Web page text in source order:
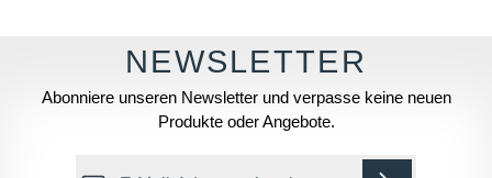
Abonniere unseren Newsletter und verpasse keine neuen
Produkte oder Angebote.
E-Mail-Adresse*